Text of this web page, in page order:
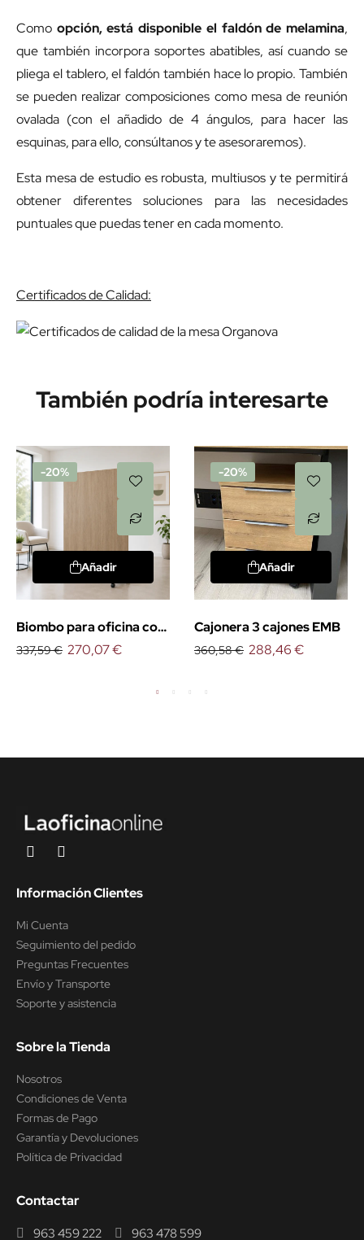
Como opción, está disponible el faldón de melamina,
que también incorpora soportes abatibles, así cuando se
pliega el tablero, el faldón también hace lo propio. También
se pueden realizar composiciones como mesa de reunión
ovalada (con el añadido de 4 ángulos, para hacer las
esquinas, para ello, consúltanos y te asesoraremos).
Esta mesa de estudio es robusta, multiusos y te permitirá
obtener diferentes soluciones para las necesidades
puntuales que puedas tener en cada momento.
Certificados de Calidad:
También podría interesarte
-20%
Añadir
Biombo para oficina con
ruedas
337,59 € 270,07 €
-20%
Añadir
Cajonera 3 cajones EMB
360,58 € 288,46 €
Información Clientes
Mi Cuenta
Seguimiento del pedido
Preguntas Frecuentes
Envío y Transporte
Soporte y asistencia
Sobre la Tienda
Nosotros
Condiciones de Venta
Formas de Pago
Garantía y Devoluciones
Política de Privacidad
Contactar
963 459 222 963 478 599